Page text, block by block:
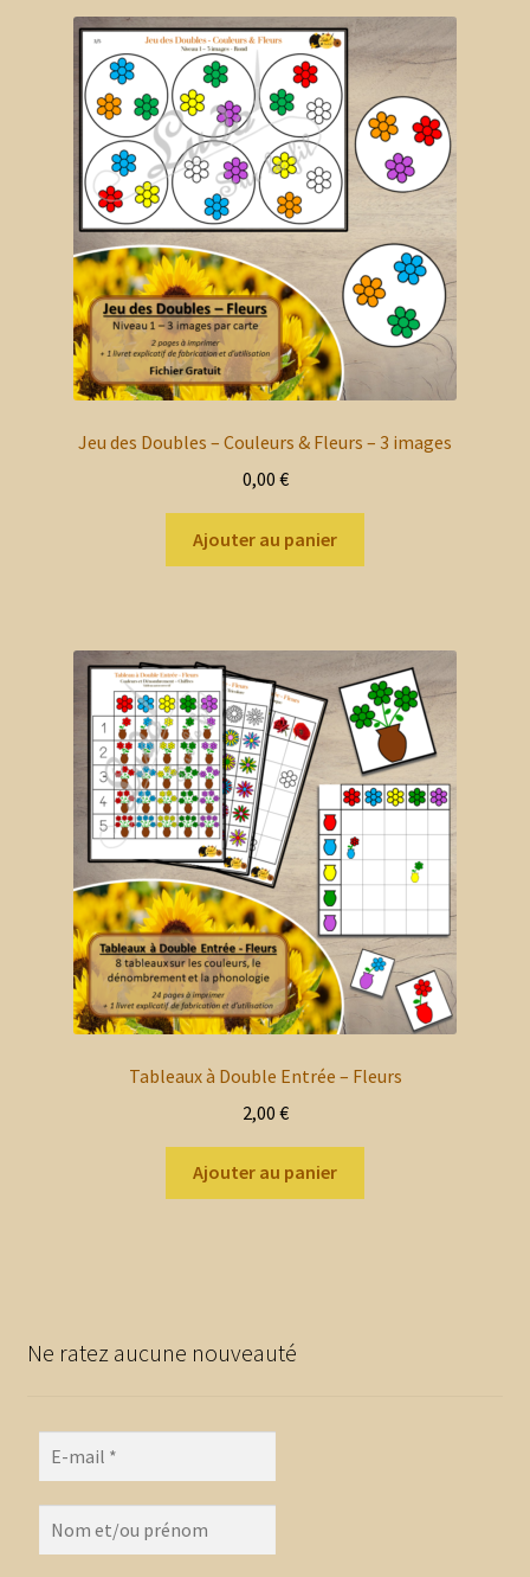
Les
options
peuvent
être
choisies
sur
page
du
produit
Jeu des Doubles – Couleurs & Fleurs – 3 images
0,00 €
Ajouter au panier
Tableaux à Double Entrée – Fleurs
2,00 €
Ajouter au panier
Ne ratez aucune nouveauté